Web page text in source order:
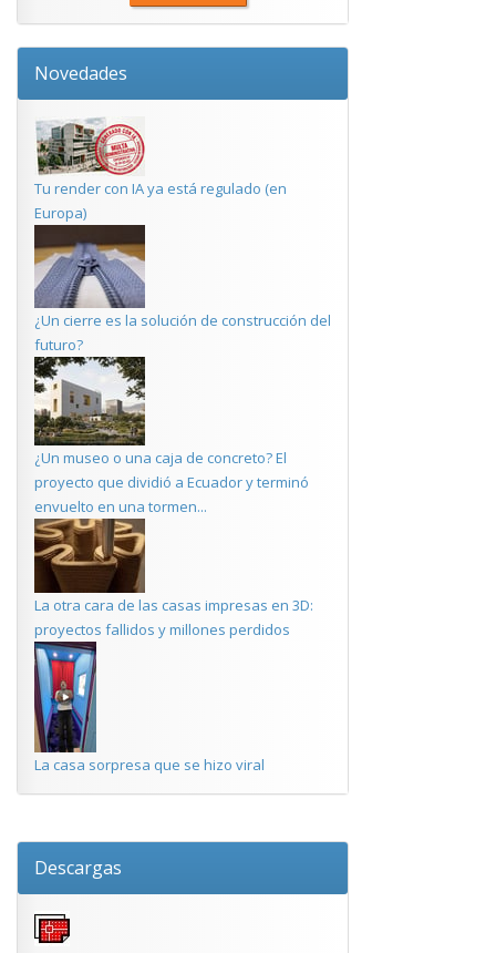
Novedades
Tu render con IA ya está regulado (en
Europa)
¿Un cierre es la solución de construcción del
futuro?
¿Un museo o una caja de concreto? El
proyecto que dividió a Ecuador y terminó
envuelto en una tormen...
La otra cara de las casas impresas en 3D:
proyectos fallidos y millones perdidos
La casa sorpresa que se hizo viral
Descargas